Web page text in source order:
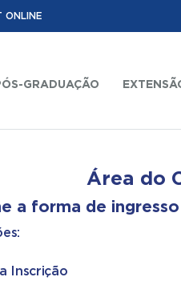
ONLINE
GRADUAÇÃO
Área do
a forma de
Inscrição